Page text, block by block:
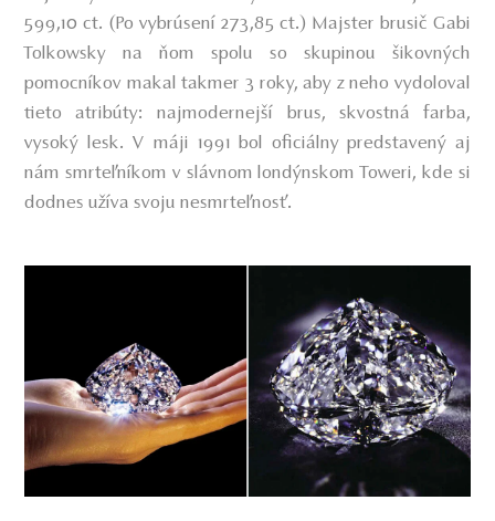
599,10 ct. (Po vybrúsení 273,85 ct.) Majster brusič Gabi
Tolkowsky na ňom spolu so skupinou šikovných
pomocníkov makal takmer 3 roky, aby z neho vydoloval
tieto atribúty: najmodernejší brus, skvostná farba,
vysoký lesk. V máji 1991 bol oficiálny predstavený aj
nám smrteľníkom v slávnom londýnskom Toweri, kde si
dodnes užíva svoju nesmrteľnosť.